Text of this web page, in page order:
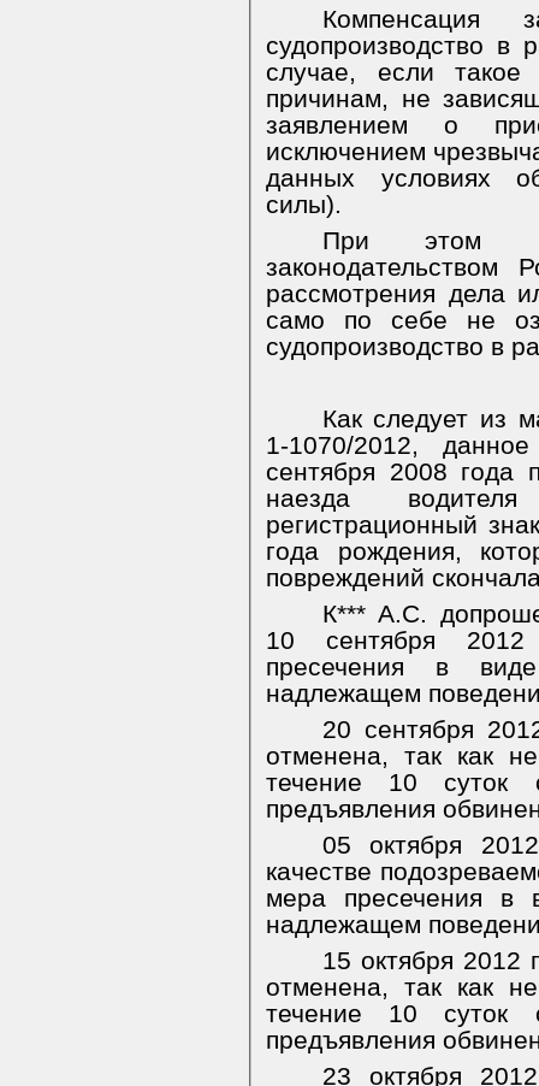
судопроизводство в
случае, если
причинам, не
заявлением о
исключением
данных условиях
силы).
При этом
законодательством
рассмотрения дела
само по себе не
судопроизводство в
Как следует из
1-1070/2012,
сентября 2008
наезда
регистрационный
года рождения,
повреждений
К*** А.С.
10 сентября
пресечения в
надлежащем
20 сентября
отменена, так как
течение 10 суток
предъявления
05 октября
качестве
мера пресечения в
надлежащем
15 октября 2012
отменена, так как
течение 10 суток
предъявления
23 октября